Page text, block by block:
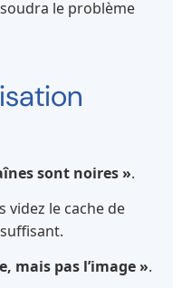
le problème
sont noires ».
videz le cache de
suffisant.
mais pas l’image ».